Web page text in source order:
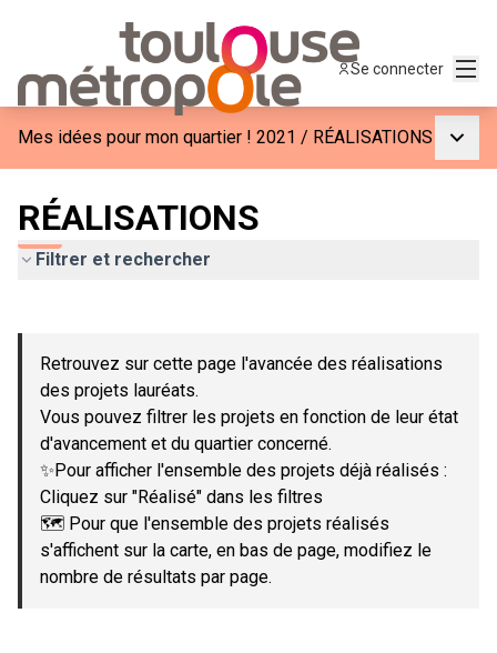
Se connecter
Mes idées pour mon quartier ! 2021 / RÉALISATIONS
RÉALISATIONS
Filtrer et rechercher
−
Retrouvez sur cette page l'avancée des réalisations
des projets lauréats.
Vous pouvez filtrer les projets en fonction de leur état
d'avancement et du quartier concerné.
✨Pour afficher l'ensemble des projets déjà réalisés :
Cliquez sur "Réalisé" dans les filtres
🗺️ Pour que l'ensemble des projets réalisés
s'affichent sur la carte, en bas de page, modifiez le
nombre de résultats par page.